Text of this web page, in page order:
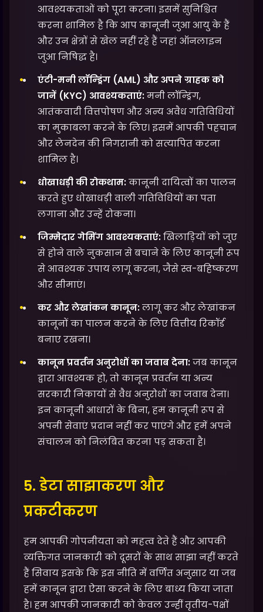
आवश्यकताओं को पूरा करना। इसमें सुनिश्चित
करना शामिल है कि आप कानूनी जुआ आयु के हैं
और उन क्षेत्रों से खेल नहीं रहे हैं जहां ऑनलाइन
जुआ निषिद्ध है।
एंटी-मनी लॉन्ड्रिंग (AML) और अपने ग्राहक को
जानें (KYC) आवश्यकताएं:मनी लॉन्ड्रिंग,
आतंकवादी वित्तपोषण और अन्य अवैध गतिविधियों
का मुकाबला करने के लिए। इसमें आपकी पहचान
और लेनदेन की निगरानी को सत्यापित करना
शामिल है।
धोखाधड़ी की रोकथाम:कानूनी दायित्वों का पालन
करते हुए धोखाधड़ी वाली गतिविधियों का पता
लगाना और उन्हें रोकना।
जिम्मेदार गेमिंग आवश्यकताएं:खिलाड़ियों को जुए
से होने वाले नुकसान से बचाने के लिए कानूनी रूप
से आवश्यक उपाय लागू करना, जैसे स्व-बहिष्करण
और सीमाएं।
कर और लेखांकन कानून:लागू कर और लेखांकन
कानूनों का पालन करने के लिए वित्तीय रिकॉर्ड
बनाए रखना।
कानून प्रवर्तन अनुरोधों का जवाब देना:जब कानून
द्वारा आवश्यक हो, तो कानून प्रवर्तन या अन्य
सरकारी निकायों से वैध अनुरोधों का जवाब देना।
इन कानूनी आधारों के बिना, हम कानूनी रूप से
अपनी सेवाएं प्रदान नहीं कर पाएंगे और हमें अपने
संचालन को निलंबित करना पड़ सकता है।
5. डेटा साझाकरण और
प्रकटीकरण
हम आपकी गोपनीयता को महत्व देते हैं और आपकी
व्यक्तिगत जानकारी को दूसरों के साथ साझा नहीं करते
हैं सिवाय इसके कि इस नीति में वर्णित अनुसार या जब
हमें कानून द्वारा ऐसा करने के लिए बाध्य किया जाता
है। हम आपकी जानकारी को केवल उन्हीं तृतीय-पक्षों